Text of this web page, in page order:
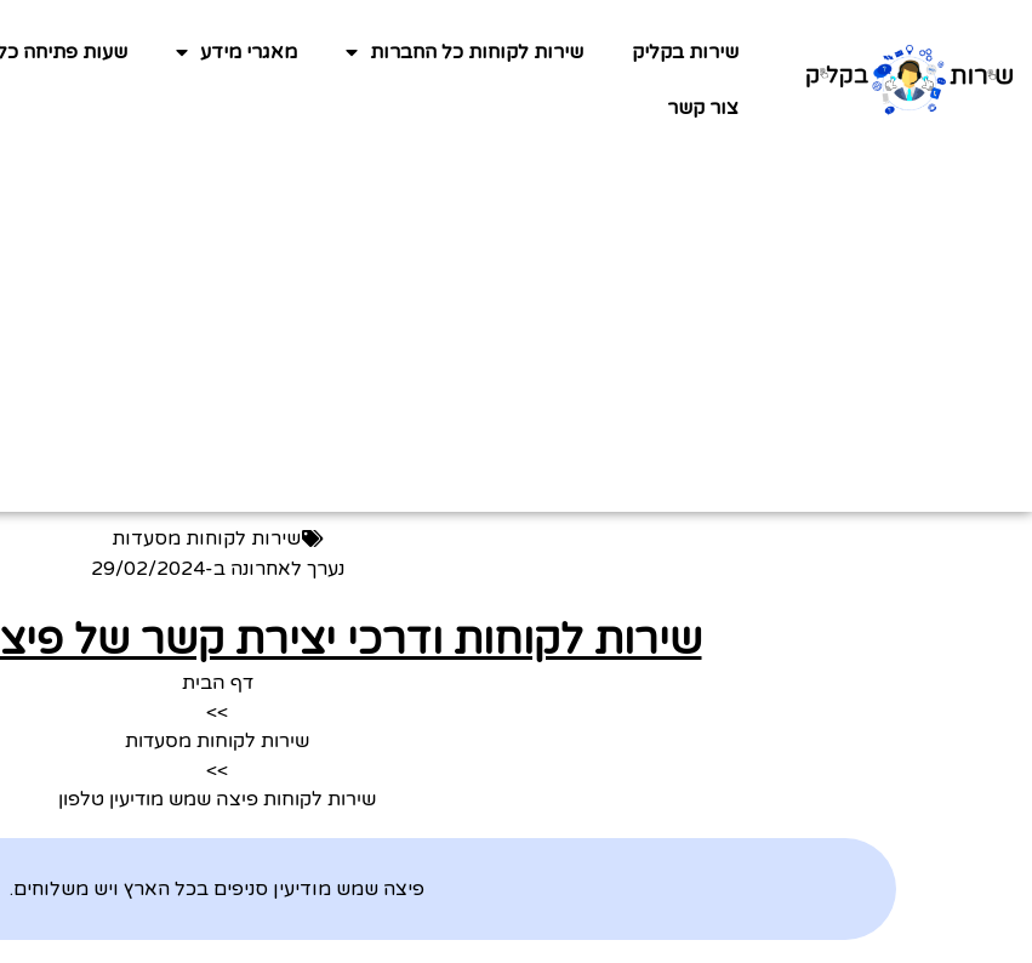
שירות בקליק שירות לקוחות כל החברות מאגרי מידע שעות פתיחה
צור קשר
שירות לקוחות מסעדות
נערך לאחרונה ב-29/02/2024
שירות לקוחות ודרכי יצירת קשר של
דף הבית
>>
שירות לקוחות מסעדות
>>
שירות לקוחות פיצה שמש מודיעין טלפון
פיצה שמש מודיעין סניפים בכל הארץ ויש משלוחים.